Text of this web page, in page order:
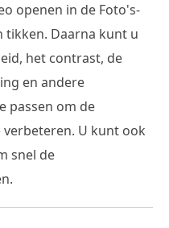
openen in de Foto's-
tikken. Daarna kunt u
het contrast, de
en andere
passen om de
U kunt ook
snel de